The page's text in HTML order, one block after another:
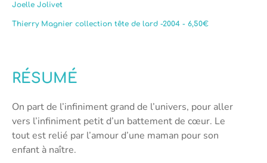
Joelle Jolivet
Thierry Magnier collection tête de lard -2004 - 6,50€
RÉSUMÉ
On part de l’infiniment grand de l’univers, pour aller
vers l’infiniment petit d’un battement de cœur. Le
tout est relié par l’amour d’une maman pour son
enfant à naître.